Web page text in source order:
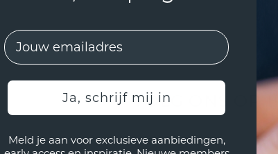
VOLG ONS OP
EMail
Ja, schrijf mij in
Meld je aan voor exclusieve aanbiedingen,